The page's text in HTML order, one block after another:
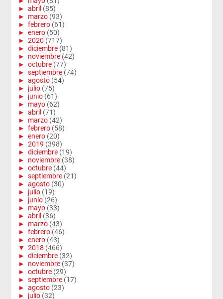
► abril (85)
► marzo (93)
► febrero (61)
► enero (50)
► 2020 (717)
► diciembre (81)
► noviembre (42)
► octubre (77)
► septiembre (74)
► agosto (54)
► julio (75)
► junio (61)
► mayo (62)
► abril (71)
► marzo (42)
► febrero (58)
► enero (20)
► 2019 (398)
► diciembre (19)
► noviembre (38)
► octubre (44)
► septiembre (21)
► agosto (30)
► julio (19)
► junio (26)
► mayo (33)
► abril (36)
► marzo (43)
► febrero (46)
► enero (43)
▼ 2018 (466)
► diciembre (32)
► noviembre (37)
► octubre (29)
► septiembre (17)
► agosto (23)
► julio (32)